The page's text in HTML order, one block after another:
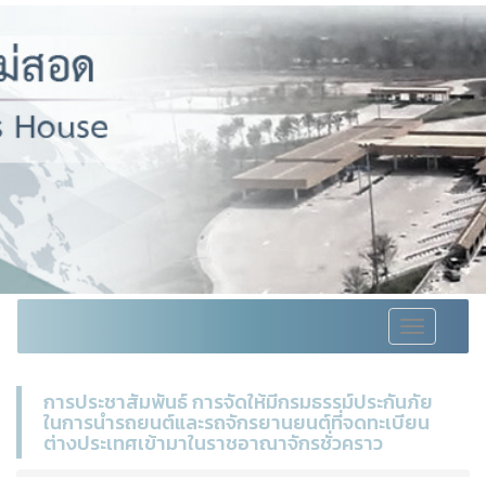
Toggle
navigation
การประชาสัมพันธ์ การจัดให้มีกรมธรรม์ประกันภัย
ในการนำรถยนต์และรถจักรยานยนต์ที่จดทะเบียน
ต่างประเทศเข้ามาในราชอาณาจักรชั่วคราว